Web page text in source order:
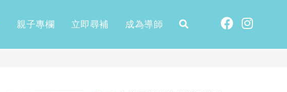
親子專欄 立即尋補 成為導師